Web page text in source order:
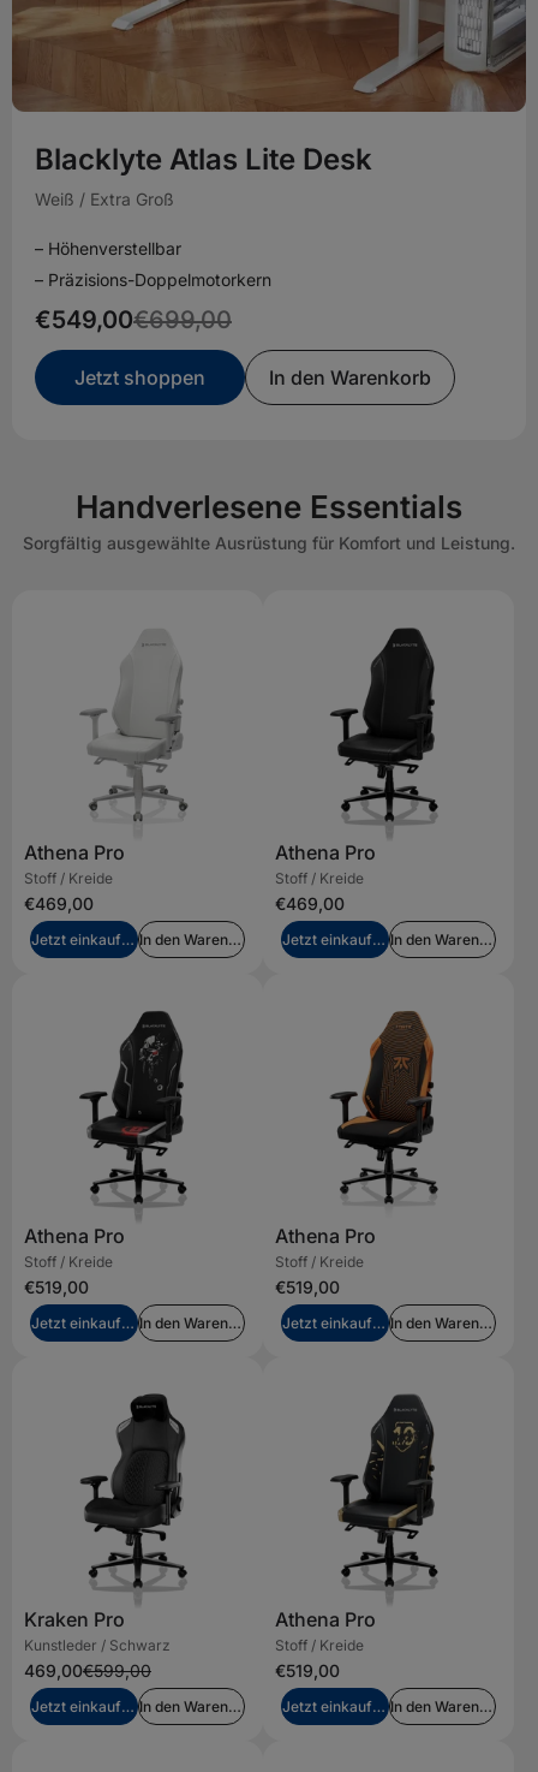
Blacklyte Atlas Lite Desk
Weiß / Extra Groß
– Höhenverstellbar
– Präzisions-Doppelmotorkern
€549,00€699,00
Jetzt shoppen In den Warenkorb
Handverlesene Essentials
Sorgfältig ausgewählte Ausrüstung für Komfort und Leistung.
Athena Pro
Stoff / Kreide
€469,00
Jetzt einkaufen In den Warenkorb legen
Athena Pro
Stoff / Kreide
€469,00
Jetzt einkaufen In den Warenkorb legen
Athena Pro
Stoff / Kreide
€519,00
Jetzt einkaufen In den Warenkorb legen
Athena Pro
Stoff / Kreide
€519,00
Jetzt einkaufen In den Warenkorb legen
Kraken Pro
Kunstleder / Schwarz
469,00€599,00
Jetzt einkaufen In den Warenkorb legen
Athena Pro
Stoff / Kreide
€519,00
Jetzt einkaufen In den Warenkorb legen